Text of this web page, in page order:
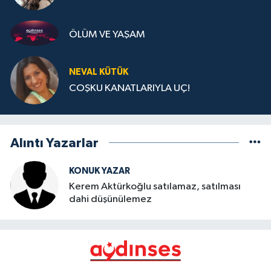
ÖLÜM VE YAŞAM
NEVAL KÜTÜK
COŞKU KANATLARIYLA UÇ!
Alıntı Yazarlar
KONUK YAZAR
Kerem Aktürkoğlu satılamaz, satılması
dahi düşünülemez